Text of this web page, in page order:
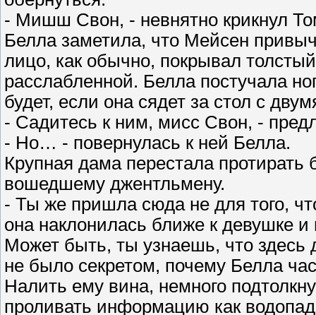
- Мишш Свон, - невнятно крикнул
Белла заметила, что Мейсен
лицо, как обычно, покрывал
расслабленной. Белла постучала
будет, если она сядет за стол с
- Садитесь к ним, мисс Свон, -
- Но… - повернулась к ней Белла.
Крупная дама перестала
вошедшему джентльмену.
- Ты же пришла сюда не для того,
она наклонилась ближе к девушке
Может быть, ты узнаешь, что
не было секретом, почему Белла
Налить ему вина, немного
проливать информацию как